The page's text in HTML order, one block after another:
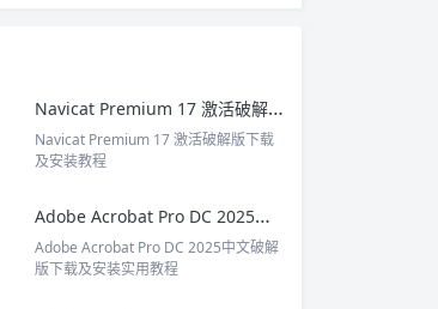
Navicat Premium 17 激活破解版下载及安装教程
Navicat Premium 17 激活破解版下载
及安装教程
Adobe Acrobat Pro DC 2025中文破解版下载及安装实用教程
Adobe Acrobat Pro DC 2025中文破解
版下载及安装实用教程